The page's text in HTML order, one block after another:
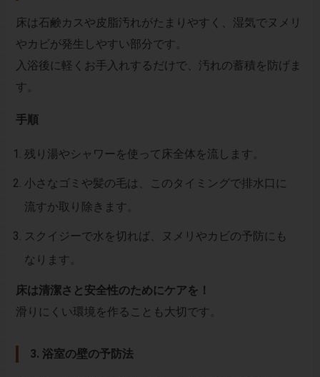
床は石鹸カスや皮脂汚れがたまりやすく、湿気でヌメリ
やカビが発生しやすい部分です。
入浴後に軽くお手入れするだけで、汚れの蓄積を防げま
す。
手順
残り湯やシャワーを使って床全体を流します。
小さなゴミや髪の毛は、このタイミングで排水口に
流すか取り除きます。
スクイジーで水を切れば、ヌメリやカビの予防にも
なります。
床は清潔さと安全性のためにケアを！
滑りにくい環境を作ることも大切です。
3. 浴室の壁の予防法